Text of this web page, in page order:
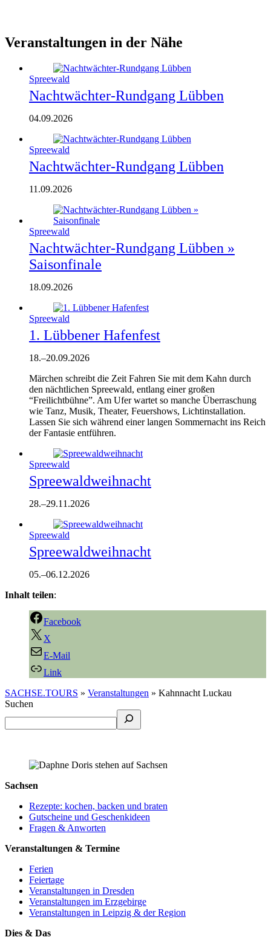
Veranstaltungen in der Nähe
Spreewald
Nachtwächter-Rundgang Lübben
04.09.2026
Spreewald
Nachtwächter-Rundgang Lübben
11.09.2026
Spreewald
Nachtwächter-Rundgang Lübben »
Saisonfinale
18.09.2026
Spreewald
1. Lübbener Hafenfest
18.–20.09.2026
Märchen schreibt die Zeit Fahren Sie mit dem Kahn durch
den nächtlichen Spreewald, entlang einer großen
“Freilichtbühne”. Am Ufer wartet so manche Überraschung
wie Tanz, Musik, Theater, Feuershows, Lichtinstallation.
Lassen Sie sich während einer langen Sommernacht ins Reich
der Fantasie entführen.
Spreewald
Spreewaldweihnacht
28.–29.11.2026
Spreewald
Spreewaldweihnacht
05.–06.12.2026
Inhalt teilen:
Facebook
X
E-Mail
Link
SACHSE.TOURS » Veranstaltungen » Kahnnacht Luckau
Suchen
Sachsen
Rezepte: kochen, backen und braten
Gutscheine und Geschenkideen
Fragen & Anworten
Veranstaltungen & Termine
Ferien
Feiertage
Veranstaltungen in Dresden
Veranstaltungen im Erzgebirge
Veranstaltungen in Leipzig & der Region
Dies & Das